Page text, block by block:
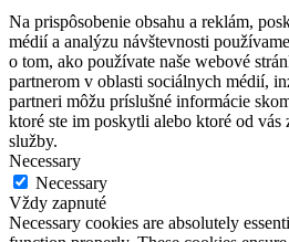
Manage consent
Close
Zásady ochrany osobných údajov
Na prispôsobenie obsahu a reklám,
médií a analýzu návštevnosti
o tom, ako používate naše webové
partnerom v oblasti sociálnych médií,